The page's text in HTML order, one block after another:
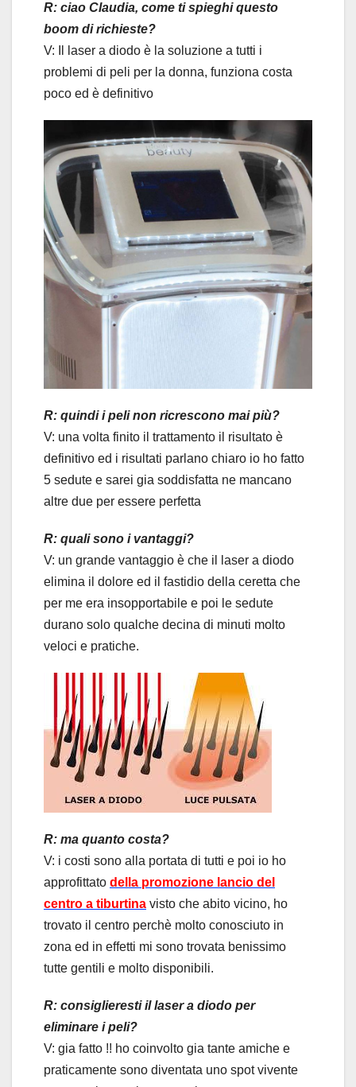
R: ciao Claudia, come ti spieghi questo
boom di richieste?
V: Il laser a diodo è la soluzione a tutti i
problemi di peli per la donna, funziona costa
poco ed è definitivo
R: quindi i peli non ricrescono mai più?
V: una volta finito il trattamento il risultato è
definitivo ed i risultati parlano chiaro io ho fatto
5 sedute e sarei gia soddisfatta ne mancano
altre due per essere perfetta
R: quali sono i vantaggi?
V: un grande vantaggio è che il laser a diodo
elimina il dolore ed il fastidio della ceretta che
per me era insopportabile e poi le sedute
durano solo qualche decina di minuti molto
veloci e pratiche.
R: ma quanto costa?
V: i costi sono alla portata di tutti e poi io ho
approfittato della promozione lancio del
centro a tiburtina visto che abito vicino, ho
trovato il centro perchè molto conosciuto in
zona ed in effetti mi sono trovata benissimo
tutte gentili e molto disponibili.
R: consiglieresti il laser a diodo per
eliminare i peli?
V: gia fatto !! ho coinvolto gia tante amiche e
praticamente sono diventata uno spot vivente